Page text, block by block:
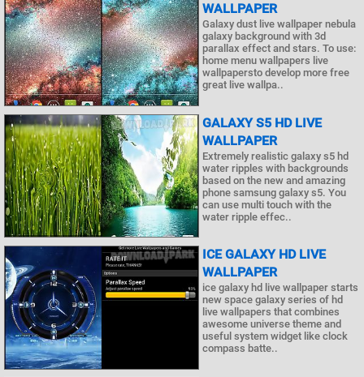
WALLPAPER
Galaxy dust live wallpaper nebula
galaxy background with 3d
parallax effect and stars. To use:
home menu wallpapers live
wallpapersto develop more free
great live wallpa..
GALAXY S5 HD LIVE
WALLPAPER
Extremely realistic galaxy s5 hd
water ripples with backgrounds
based on the new and amazing
phone samsung galaxy s5. You
can use multi touch with the
water ripple effec..
ICE GALAXY HD LIVE
WALLPAPER
ice galaxy hd live wallpaper starts
new space galaxy series of hd
live wallpapers that combines
awesome universe theme and
useful system widget like clock
compass batte..